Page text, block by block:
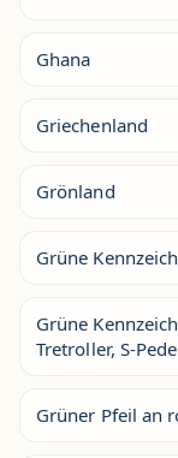
Ghana
Griechenland
Grönland
Grüne
Grüne
Tretroller, S-
Grüner Pfeil an